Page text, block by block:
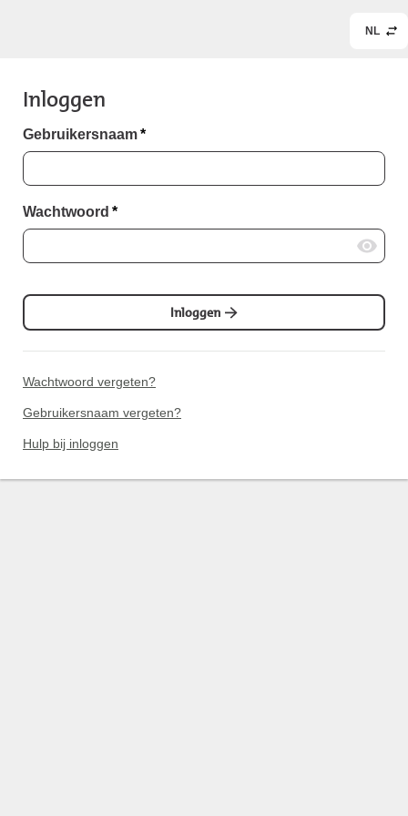
NL
Inloggen
Gebruikersnaam*
Wachtwoord *
Inloggen
Wachtwoord vergeten?
Gebruikersnaam vergeten?
Hulp bij inloggen